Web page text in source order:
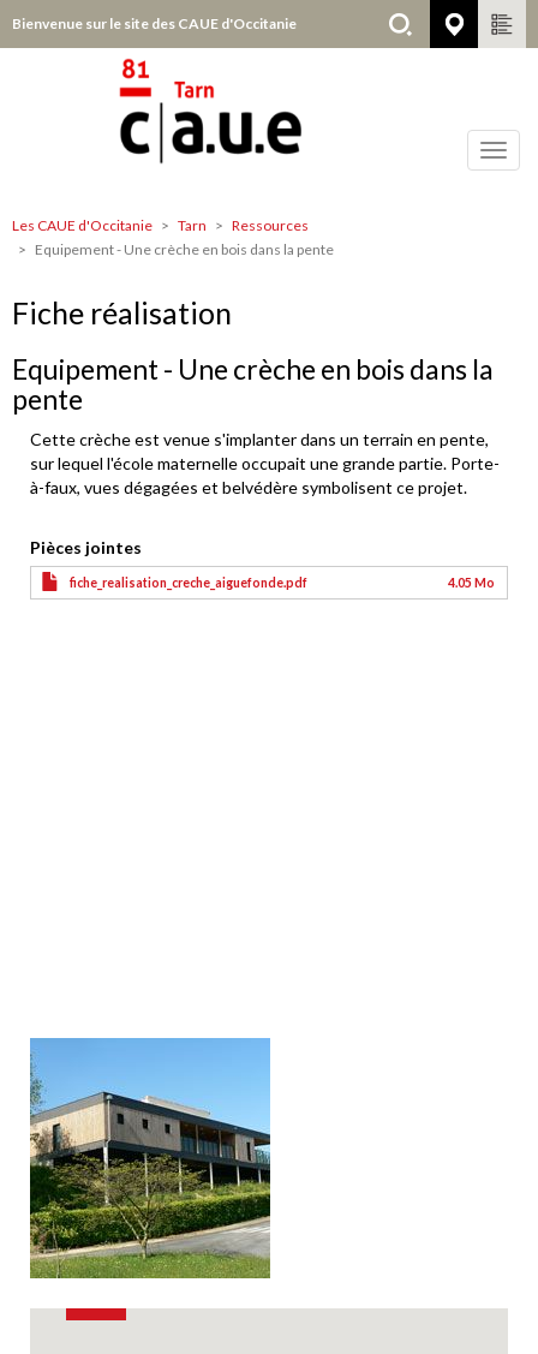
au
Bienvenue sur le site des CAUE d'Occitanie Tarn
Tarn
Les CAUE d'Occitanie Tarn
Ressources
Equipement - Une crèche en bois dans la pente
Fiche réalisation
Equipement - Une crèche en bois dans la
pente
Cette crèche est venue s'implanter dans un terrain en pente,
sur lequel l'école maternelle occupait une grande partie. Porte-
à-faux, vues dégagées et belvédère symbolisent ce projet.
Pièces jointes
fiche_realisation_creche_aiguefonde.pdf 4.05 Mo